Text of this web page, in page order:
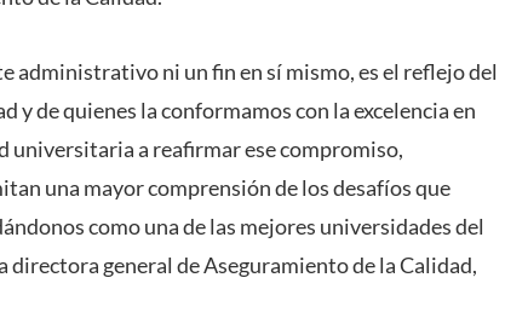
administrativo ni un fin en sí mismo, es el reflejo del
de quienes la conformamos con la excelencia en
universitaria a reafirmar ese compromiso,
una mayor comprensión de los desafíos que
como una de las mejores universidades del
directora general de Aseguramiento de la Calidad,